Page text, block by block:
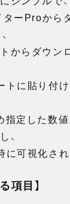
ーProから
からダウン
に貼り付け
指定した数
、
可視化され
項目】